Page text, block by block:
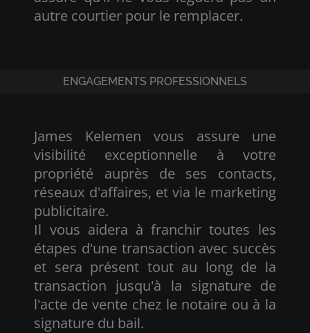
autre courtier pour le remplacer.
ENGAGEMENTS PROFESSIONNELS
James Kelemen vous assure une
visibilité exceptionnelle à votre
propriété auprès de ses contacts,
réseaux d'affaires, et via le marketing
publicitaire.
Il vous aidera à franchir toutes les
étapes d'une transaction avec succès
et sera présent tout au long de la
transaction jusqu'à la signature de
l'acte de vente chez le notaire ou à la
signature du bail.